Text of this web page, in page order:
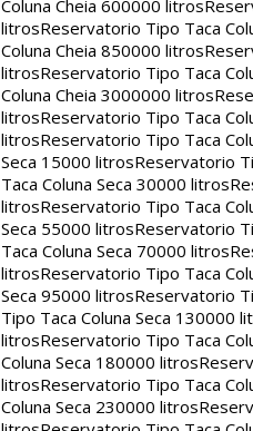
Coluna Cheia 600000 litros
litrosReservatorio Tipo Taca
Coluna Cheia 850000 litros
litrosReservatorio Tipo Taca
Coluna Cheia 3000000 litros
litrosReservatorio Tipo Taca
litrosReservatorio Tipo Taca
Seca 15000 litrosReservatorio
Taca Coluna Seca 30000 litros
litrosReservatorio Tipo Taca
Seca 55000 litrosReservatorio
Taca Coluna Seca 70000 litros
litrosReservatorio Tipo Taca
Seca 95000 litrosReservatorio
Tipo Taca Coluna Seca 130000
litrosReservatorio Tipo Taca
Coluna Seca 180000 litros
litrosReservatorio Tipo Taca
Coluna Seca 230000 litros